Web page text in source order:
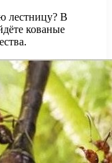
лестницу? В
кованые